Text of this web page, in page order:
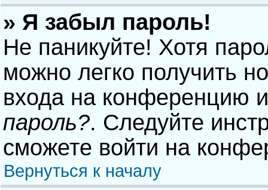
» Я забыл пароль!
Не паникуйте! Хотя
можно легко получить
входа на конференцию
пароль?. Следуйте
сможете войти на
Вернуться к началу